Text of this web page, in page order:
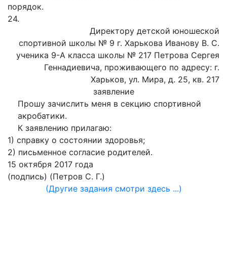
порядок.
24.
Директору детской юношеской
спортивной школы № 9 г. Харькова Иванову В. С.
ученика 9-А класса школы № 217 Петрова Сергея
Геннадиевича, проживающего по адресу: г.
Харьков, ул. Мира, д. 25, кв. 217
заявление
Прошу зачислить меня в секцию спортивной
акробатики.
К заявлению прилагаю:
1) справку о состоянии здоровья;
2) письменное согласие родителей.
15 октября 2017 года
(подпись) (Петров С. Г.)
(Другие задания смотри здесь ...)